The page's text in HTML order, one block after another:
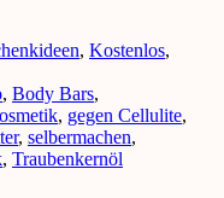
, Kostenlos,
, Body Bars,
, gegen Cellulite,
, selbermachen,
, Traubenkernöl